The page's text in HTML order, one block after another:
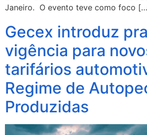
Janeiro. O evento teve como foco
Gecex introduz
vigência para
tarifários
Regime de
Produzidas